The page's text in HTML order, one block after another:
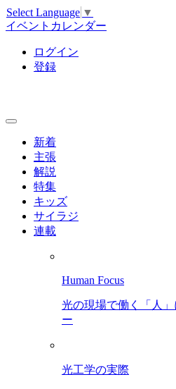
Select Language ▼
イベントカレンダー
ログイン
登録
新着
主張
解説
特集
キッズ
サイラジ
連載
Human Focus
光の現場で働く「人
ー
光工学の実際